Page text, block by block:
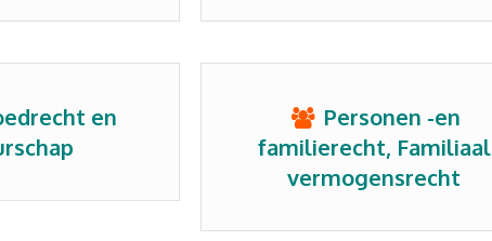
en
Personen -en
familierecht, Familiaal
vermogensrecht